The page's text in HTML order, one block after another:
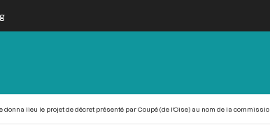
lieu le projet de décret présenté par Coupé (de l'Oise) au nom de la